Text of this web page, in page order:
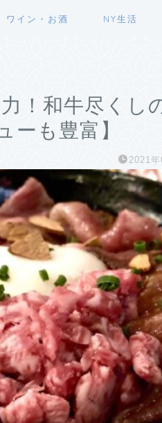
ワイン・お酒 NY生活
！和牛尽くし
ーも豊富】
2021年